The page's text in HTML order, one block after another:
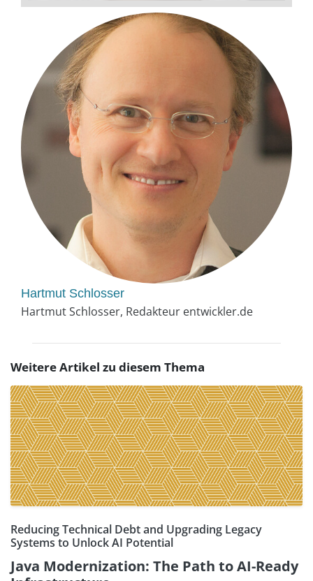
Hartmut Schlosser
Hartmut Schlosser, Redakteur entwickler.de
Weitere Artikel zu diesem Thema
Reducing Technical Debt and Upgrading Legacy
Systems to Unlock AI Potential
Java Modernization: The Path to AI-Ready